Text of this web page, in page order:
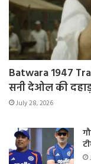
Batwara 1947
सनी देओल की
July 28, 2026